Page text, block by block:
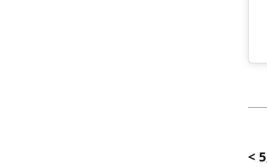
<